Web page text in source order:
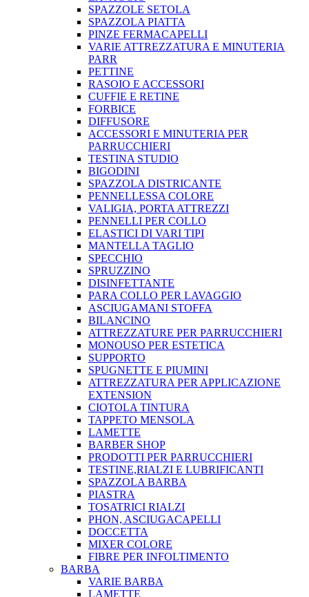
SPAZZOLE SETOLA
SPAZZOLA PIATTA
PINZE FERMACAPELLI
VARIE ATTREZZATURA E MINUTERIA
PARR
PETTINE
RASOIO E ACCESSORI
CUFFIE E RETINE
FORBICE
DIFFUSORE
ACCESSORI E MINUTERIA PER
PARRUCCHIERI
TESTINA STUDIO
BIGODINI
SPAZZOLA DISTRICANTE
PENNELLESSA COLORE
VALIGIA, PORTA ATTREZZI
PENNELLI PER COLLO
ELASTICI DI VARI TIPI
MANTELLA TAGLIO
SPECCHIO
SPRUZZINO
DISINFETTANTE
PARA COLLO PER LAVAGGIO
ASCIUGAMANI STOFFA
BILANCINO
ATTREZZATURE PER PARRUCCHIERI
MONOUSO PER ESTETICA
SUPPORTO
SPUGNETTE E PIUMINI
ATTREZZATURA PER APPLICAZIONE
EXTENSION
CIOTOLA TINTURA
TAPPETO MENSOLA
LAMETTE
BARBER SHOP
PRODOTTI PER PARRUCCHIERI
TESTINE,RIALZI E LUBRIFICANTI
SPAZZOLA BARBA
PIASTRA
TOSATRICI RIALZI
PHON, ASCIUGACAPELLI
DOCCETTA
MIXER COLORE
FIBRE PER INFOLTIMENTO
BARBA
VARIE BARBA
LAMETTE